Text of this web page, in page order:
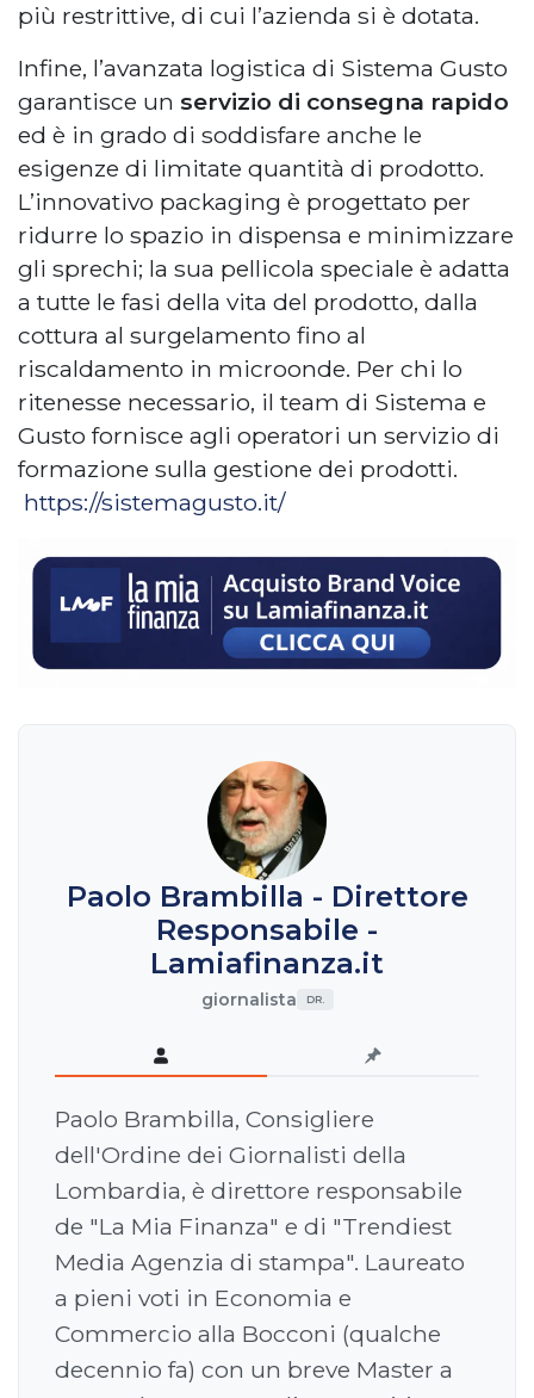
più restrittive, di cui l’azienda si è dotata.
Infine, l’avanzata logistica di Sistema Gusto
garantisce un servizio di consegna rapido
ed è in grado di soddisfare anche le
esigenze di limitate quantità di prodotto.
L’innovativo packaging è progettato per
ridurre lo spazio in dispensa e minimizzare
gli sprechi; la sua pellicola speciale è adatta
a tutte le fasi della vita del prodotto, dalla
cottura al surgelamento fino al
riscaldamento in microonde. Per chi lo
ritenesse necessario, il team di Sistema e
Gusto fornisce agli operatori un servizio di
formazione sulla gestione dei prodotti.
https://sistemagusto.it/
Paolo Brambilla - Direttore
Responsabile -
Lamiafinanza.it
giornalista DR.
Paolo Brambilla, Consigliere
dell'Ordine dei Giornalisti della
Lombardia, è direttore responsabile
de "La Mia Finanza" e di "Trendiest
Media Agenzia di stampa". Laureato
a pieni voti in Economia e
Commercio alla Bocconi (qualche
decennio fa) con un breve Master a